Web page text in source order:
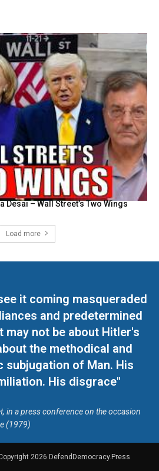
Desai – Wall Street’s Two Wings
Load more
it coming masqueraded
and predetermined
may not be about Hitler's
the methodical and
subjugation of Man. His
His disgrace"
in a press conference on the occasion
(1979)
2026 DefendDemocracy.Press